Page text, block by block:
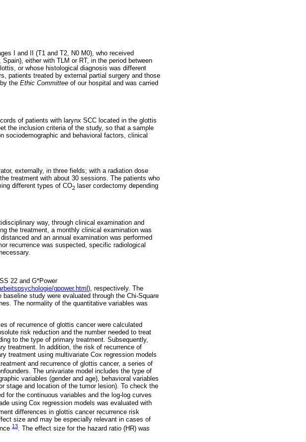
I and II (T1 and T2, N0 M0), who received
either with TLM or RT, in the period between
or whose histological diagnosis was different
patients treated by external partial surgery and those
the Ethic Committee of our hospital and was carried
of patients with larynx SCC located in the glottis
the inclusion criteria of the study, so that a sample
sociodemographic and behavioral factors, clinical
externally, in three fields; with a radiation dose
treatment with about 30 sessions. The patients who
different types of CO2 laser cordectomy depending
way, through clinical examination and
the treatment, a monthly clinical examination was
and an annual examination was performed
recurrence was suspected, specific radiological
22 and G*Power
gpower.html), respectively. The
study were evaluated through the Chi-Square
The normality of the quantitative variables was
of recurrence of glottis cancer were calculated
risk reduction and the number needed to treat
to the type of primary treatment. Subsequently,
treatment. In addition, the risk of recurrence of
treatment using multivariate Cox regression models
and recurrence of glottis cancer, a series of
The univariate model includes the type of
variables (gender and age), behavioral variables
stage and location of the tumor lesion). To check the
for the continuous variables and the log-log curves
using Cox regression models was evaluated with
differences in glottis cancer recurrence risk
size and may be especially relevant in cases of
13. The effect size for the hazard ratio (HR) was